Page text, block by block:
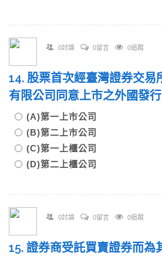
0討論 0留言 0追蹤
14. 股票首次經臺灣證券交易
有限公司同意上市之外國發
(A)第一上市公司
(B)第二上市公司
(C)第一上櫃公司
(D)第二上櫃公司
0討論 0留言 0追蹤
15. 證券商受託買賣證券而為